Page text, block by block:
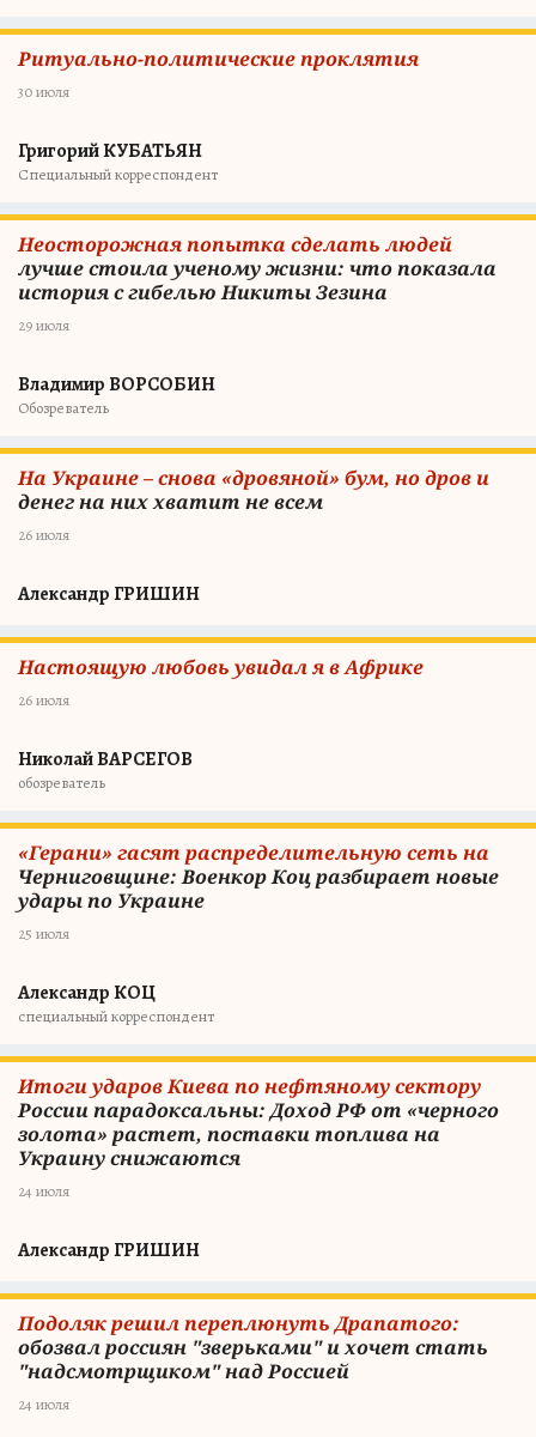
Ритуально-политические проклятия
30 июля
Григорий КУБАТЬЯН
Специальный корреспондент
Неосторожная попытка сделать людей
лучше стоила ученому жизни: что показала
история с гибелью Никиты Зезина
29 июля
Владимир ВОРСОБИН
Обозреватель
На Украине – снова «дровяной» бум, но дров и
денег на них хватит не всем
26 июля
Александр ГРИШИН
Настоящую любовь увидал я в Африке
26 июля
Николай ВАРСЕГОВ
обозреватель
«Герани» гасят распределительную сеть на
Черниговщине: Военкор Коц разбирает новые
удары по Украине
25 июля
Александр КОЦ
специальный корреспондент
Итоги ударов Киева по нефтяному сектору
России парадоксальны: Доход РФ от «черного
золота» растет, поставки топлива на
Украину снижаются
24 июля
Александр ГРИШИН
Подоляк решил переплюнуть Драпатого:
обозвал россиян "зверьками" и хочет стать
"надсмотрщиком" над Россией
24 июля